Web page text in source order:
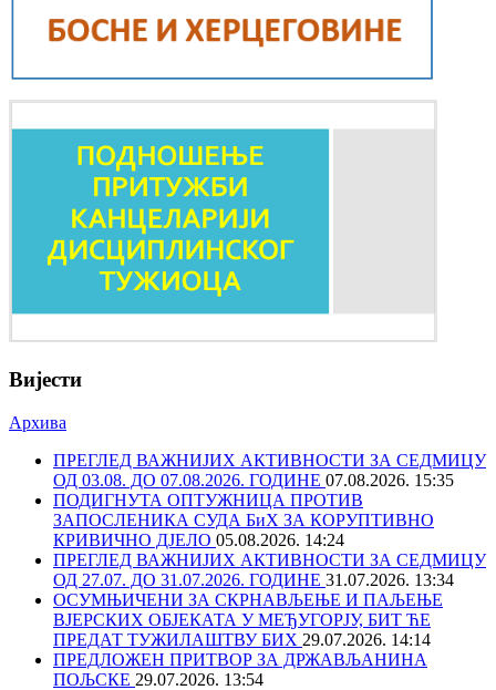
Вијести
Архива
ПРЕГЛЕД ВАЖНИЈИХ АКТИВНОСТИ ЗА СЕДМИЦУ
ОД 03.08. ДО 07.08.2026. ГОДИНЕ 07.08.2026. 15:35
ПОДИГНУТА ОПТУЖНИЦА ПРОТИВ
ЗАПОСЛЕНИКА СУДА БиХ ЗА КОРУПТИВНО
КРИВИЧНО ДЈЕЛО 05.08.2026. 14:24
ПРЕГЛЕД ВАЖНИЈИХ АКТИВНОСТИ ЗА СЕДМИЦУ
ОД 27.07. ДО 31.07.2026. ГОДИНЕ 31.07.2026. 13:34
ОСУМЊИЧЕНИ ЗА СКРНАВЉЕЊЕ И ПАЉЕЊЕ
ВЈЕРСКИХ ОБЈЕКАТА У МЕЂУГОРЈУ, БИТ ЋЕ
ПРЕДАТ ТУЖИЛАШТВУ БИХ 29.07.2026. 14:14
ПРЕДЛОЖЕН ПРИТВОР ЗА ДРЖАВЉАНИНА
ПОЉСКЕ 29.07.2026. 13:54